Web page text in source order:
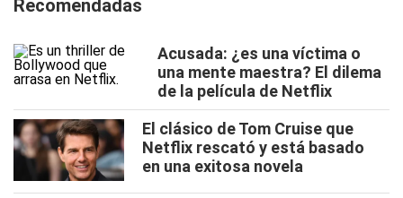
Recomendadas
Acusada: ¿es una víctima o
una mente maestra? El dilema
de la película de Netflix
El clásico de Tom Cruise que
Netflix rescató y está basado
en una exitosa novela